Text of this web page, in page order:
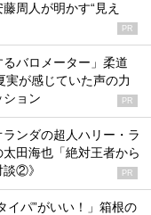
周人が明かす“見え
PR
るバロメーター」柔道
実が感じていた声の力
ション
PR
ンダの超人ハリー・ラ
田海也「絶対王者から
談②》
PR
イパ”がいい！」箱根の